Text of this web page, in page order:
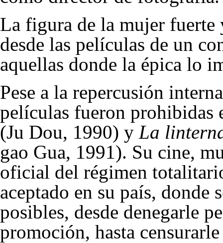
La figura de la mujer
desde las películas de un
aquellas donde la épica lo
Pese a la repercusión
películas fueron prohibidas
(Ju Dou, 1990) y La
gao Gua, 1991). Su cine,
oficial del régimen
aceptado en su país, donde
posibles, desde denegarle
promoción, hasta